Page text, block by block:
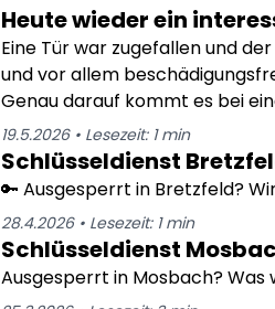
Heute wieder ein
Eine Tür war zugefallen und
und vor allem
Genau darauf kommt es bei
19.5.2026• Lesezeit: 1min
Schlüsseldienst
🔑 Ausgesperrt in Bretzfeld?
28.4.2026• Lesezeit: 1min
Schlüsseldienst
Ausgesperrt in Mosbach?